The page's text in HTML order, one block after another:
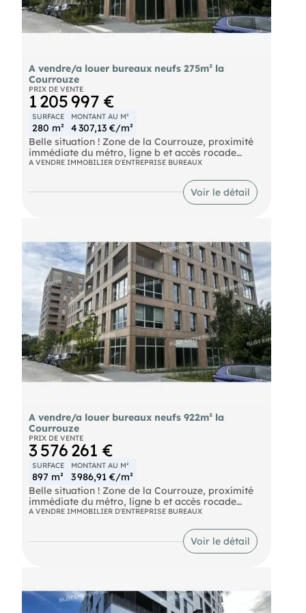
A vendre/a louer bureaux neufs 275m² la
Courrouze
PRIX DE VENTE
1 205 997 €
SURFACE
280 m²
MONTANT AU M²
4 307,13 €/m²
Belle situation ! Zone de la Courrouze, proximité
immédiate du métro, ligne b et accès rocade
immédiat. Dans un immeuble NEUF à usage de
quote-part de parties communes incluses (soit 257
m² de surface privative). Bureaux aménagés,
climatisés par système de pompe à chaleur, non
dans le prix) Les informations sur les risques
naturels, miniers, ou technologiques, auxquels ces
biens sont exposés, sont disponibles sur le site
A VENDRE IMMOBILIER D'ENTREPRISE BUREAUX
Voir le détail
A vendre/a louer bureaux neufs 922m² la
Courrouze
PRIX DE VENTE
3 576 261 €
SURFACE
897 m²
MONTANT AU M²
3 986,91 €/m²
Belle situation ! Zone de la Courrouze, proximité
immédiate du métro, ligne b et accès rocade
immédiat. Dans un immeuble NEUF à usage de
3ème et 4ème étages. RDC : 267 m² quote-part de
parties communes incluses, 3ème étage : 280 m²
quote-parts de parties communes avec 1 terrasse
communes incluses. Soit un total de 897 m²
divisibles QPPC (soit 825 m² de surface privative).
A VENDRE IMMOBILIER D'ENTREPRISE BUREAUX
Voir le détail